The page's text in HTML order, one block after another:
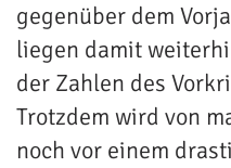
gegenüber dem
liegen damit
der Zahlen des
Trotzdem wird von
noch vor einem